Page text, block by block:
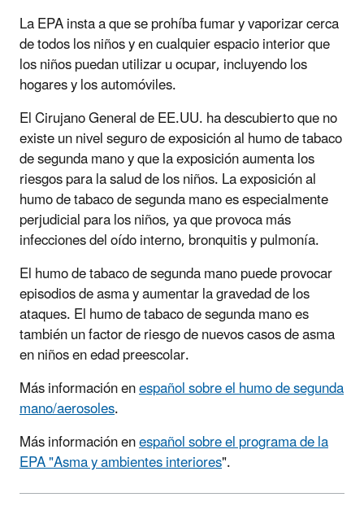
La EPA insta a que se prohíba fumar y vaporizar cerca
de todos los niños y en cualquier espacio interior que
los niños puedan utilizar u ocupar, incluyendo los
hogares y los automóviles.
El Cirujano General de EE.UU. ha descubierto que no
existe un nivel seguro de exposición al humo de tabaco
de segunda mano y que la exposición aumenta los
riesgos para la salud de los niños. La exposición al
humo de tabaco de segunda mano es especialmente
perjudicial para los niños, ya que provoca más
infecciones del oído interno, bronquitis y pulmonía.
El humo de tabaco de segunda mano puede provocar
episodios de asma y aumentar la gravedad de los
ataques. El humo de tabaco de segunda mano es
también un factor de riesgo de nuevos casos de asma
en niños en edad preescolar.
Más información enespañol sobre el humo de segunda
mano/aerosoles.
Más información enespañol sobre el programa de la
EPA "Asma y ambientes interiores".